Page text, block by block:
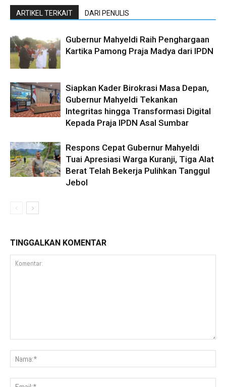
ARTIKEL TERKAIT DARI PENULIS
Gubernur Mahyeldi Raih Penghargaan
Kartika Pamong Praja Madya dari IPDN
Siapkan Kader Birokrasi Masa Depan,
Gubernur Mahyeldi Tekankan
Integritas hingga Transformasi Digital
Kepada Praja IPDN Asal Sumbar
Respons Cepat Gubernur Mahyeldi
Tuai Apresiasi Warga Kuranji, Tiga Alat
Berat Telah Bekerja Pulihkan Tanggul
Jebol
TINGGALKAN KOMENTAR